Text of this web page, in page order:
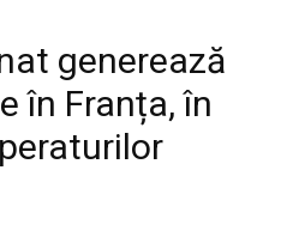
generează
în Franța, în